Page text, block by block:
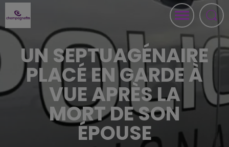
UN SEPTUAGÉNAIRE
PLACÉ EN GARDE À
VUE APRÈS LA
MORT DE SON
ÉPOUSE